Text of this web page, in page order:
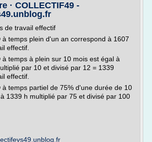
· COLLECTIF49 -
de travail effectif
à temps plein d'un an correspond à 1607
effectif.
à temps à plein sur 10 mois est égal à
par 10 et divisé par 12 = 1339
effectif.
à temps partiel de 75% d'une durée de 10
1339 h multiplié par 75 et divisé par 100